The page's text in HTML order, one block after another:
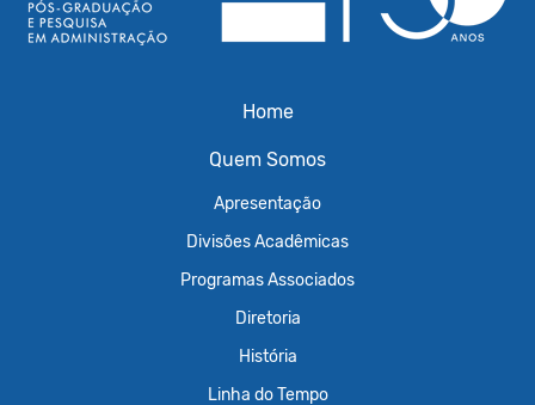
Home
Quem Somos
Apresentação
Divisões Acadêmicas
Programas Associados
Diretoria
História
Linha do Tempo